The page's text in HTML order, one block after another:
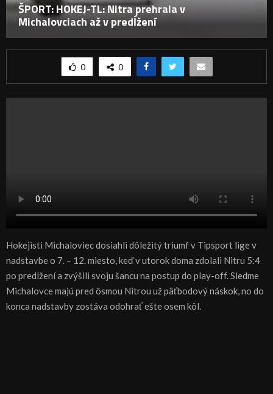
ŠPORT: HOKEJ-TL: Nitra prehrala v
Michalovciach až v predĺžení
0 0
Hokejisti Michaloviec dosiahli dôležitý triumf v Tipsport lige v
nadstavbe o 7. – 12. miesto, keď v utorok doma zdolali Nitru 5:4
po predlžení a zvýšili svoju šancu na postup do play-off. Siedme
Michalovce majú pred ôsmou Nitrou už päťbodový náskok, no do
konca nadstavby zostáva odohrať ešte osem kôl.